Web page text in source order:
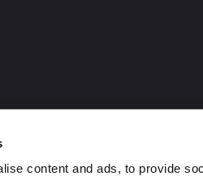
content and ads, to provide